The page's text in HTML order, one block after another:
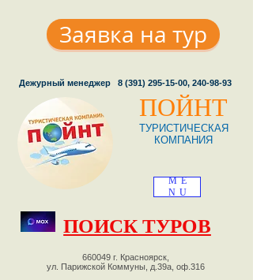
Заявка на тур
Дежурный менеджер 8 (391) 295-15-00, 240-98-93
ПОЙНТ
ТУРИСТИЧЕСКАЯ
КОМПАНИЯ
ME
NU
ПОИСК ТУРОВ
660049 г. Красноярск,
ул. Парижской Коммуны, д.39а, оф.316